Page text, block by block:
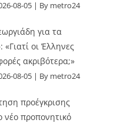
08-05 By metro24
για τα
οι Έλληνες
ακριβότερα;»
08-05 By metro24
προέγκρισης
νέο προπονητικό